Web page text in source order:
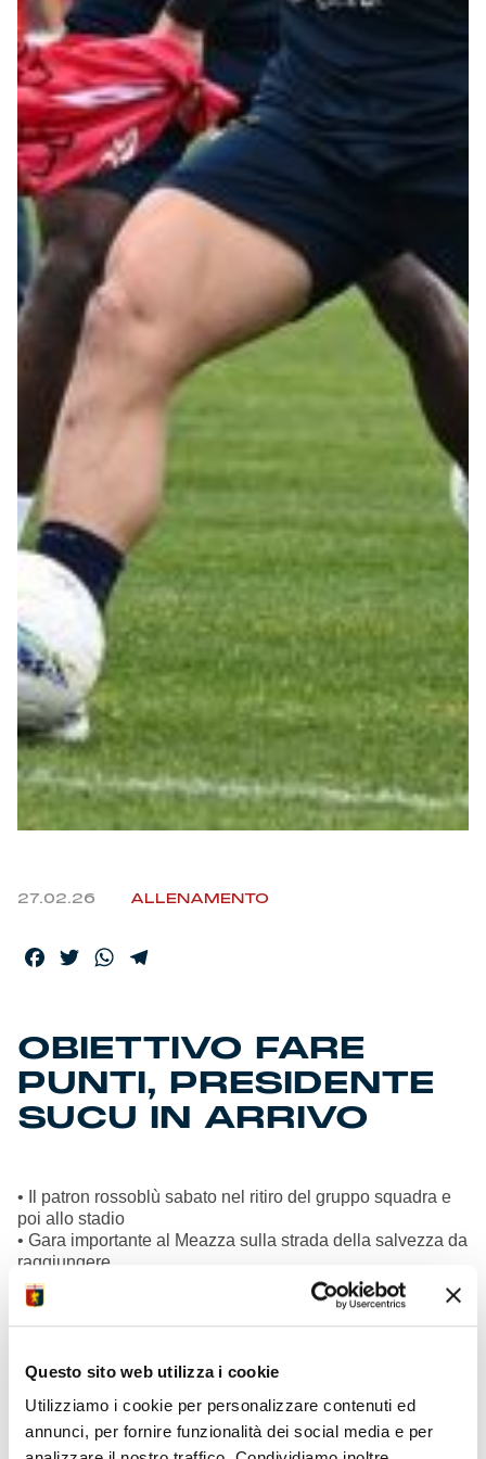
Questo sito web utilizza i cookie
Utilizziamo i cookie per personalizzare contenuti ed
annunci, per fornire funzionalità dei social media e per
Summer Sale
Mare
Accessori
Party
Outlet
Helan x Genoa
Isolani x Genoa
Gift Card Online Store
27.02.26 ALLENAMENTO
Facebook
TwitterWhatsApp
OBIETTIVO FARE
PUNTI, PRESIDENTE
SUCU IN ARRIVO
• Il patron rossoblù sabato nel ritiro del gruppo squadra e
poi allo stadio
• Gara importante al Meazza sulla strada della salvezza da
raggiungere
• Ufficiali gara designati dalla C.A.N. direzione in campo
affidata a Fabbri
• Dirigenti, tecnici, staff e giocatori arrivati a destinazione in
• Lista convocati in pubblicazione sabato mattina dopo
• Squadra al Meazza con la seconda divisa con la croce di
San Giorgio